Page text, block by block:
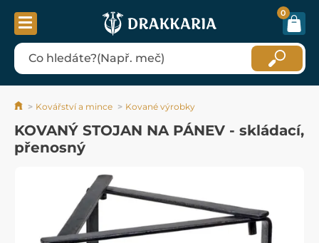
0
Kovářství a mince Kované výrobky
KOVANÝ STOJAN NA PÁNEV - skládací,
přenosný